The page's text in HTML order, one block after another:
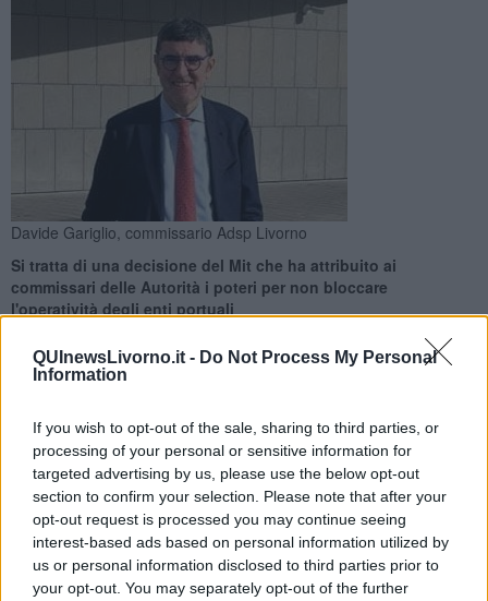
QUInewsLivorno.it - Do Not Process My Personal
Information
If you wish to opt-out of the sale, sharing to third parties, or
processing of your personal or sensitive information for
targeted advertising by us, please use the below opt-out
section to confirm your selection. Please note that after your
opt-out request is processed you may continue seeing
interest-based ads based on personal information utilized by
us or personal information disclosed to third parties prior to
your opt-out. You may separately opt-out of the further
Davide Gariglio, commissario Adsp Livorno
Si tratta di una decisione del Mit che ha attribuito ai
commissari delle Autorità i poteri per non bloccare
l'operatività degli enti portuali
LIVORNO —Con una serie di decreti firmati dal vicepresidente del
Consiglio e ministro delle Infrastrutture e dei Trasporti, Matteo
Salvini, i Commissari straordinari di diverse Autorità di sistema
portuale assumono ufficialmente anche i poteri e le prerogative
precedentemente
attribuiti ai rispettivi Comitati di gestione,
Come si legge in una nota del Mit, fra i Commissari straordinari che